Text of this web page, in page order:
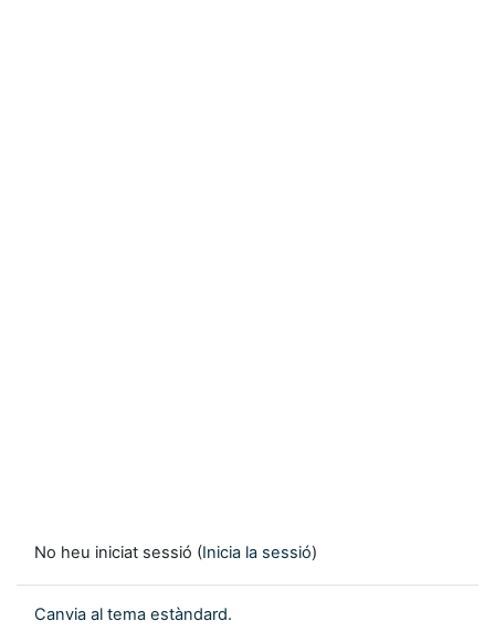
No heu iniciat sessió (Inicia la sessió)
Canvia al tema estàndard.